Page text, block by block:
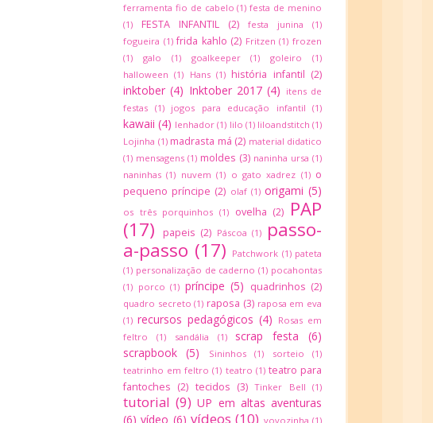
ferramenta fio de cabelo (1) festa de menino
(1)
FESTA INFANTIL (2) festa junina
(1)
fogueira (1) frida kahlo (2) Fritzen (1) frozen
(1)
galo (1) goalkeeper (1) goleiro
(1)
halloween (1) Hans (1) história infantil (2)
inktober (4) Inktober 2017 (4) itens de
festas (1) jogos para educação infantil (1)
kawaii (4) lenhador (1) lilo (1) liloandstitch (1)
Lojinha (1) madrasta má (2) material didatico
(1) mensagens (1) moldes (3) naninha ursa (1)
naninhas (1) nuvem (1) o gato xadrez (1) o
pequeno príncipe (2) olaf (1) origami (5)
os três porquinhos (1) ovelha (2) PAP
(17)
papeis (2) Páscoa (1) passo-
a-passo (17) Patchwork (1) pateta
(1) personalização de caderno (1) pocahontas
(1) porco (1) príncipe (5) quadrinhos (2)
quadro secreto (1) raposa (3) raposa em eva
(1) recursos pedagógicos (4) Rosas em
feltro
(1) sandália (1) scrap festa
(6)
scrapbook
(5) Sininhos (1) sorteio
(1)
teatrinho em feltro (1) teatro (1) teatro para
fantoches (2) tecidos (3) Tinker Bell (1)
tutorial (9) UP em altas aventuras
(6) vídeo (6) vídeos (10) vovozinha (1)